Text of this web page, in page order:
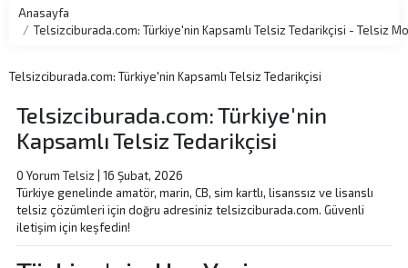
Anasayfa
Telsizciburada.com: Türkiye'nin Kapsamlı Telsiz Tedarikçisi - Telsiz
Telsizciburada.com: Türkiye'nin Kapsamlı Telsiz Tedarikçisi
Telsizciburada.com: Türkiye'nin
Kapsamlı Telsiz Tedarikçisi
0 YorumTelsiz
16 Şubat, 2026
Türkiye genelinde amatör, marin, CB, sim kartlı, lisanssız ve lisanslı
telsiz çözümleri için doğru adresiniz telsizciburada.com. Güvenli
iletişim için keşfedin!